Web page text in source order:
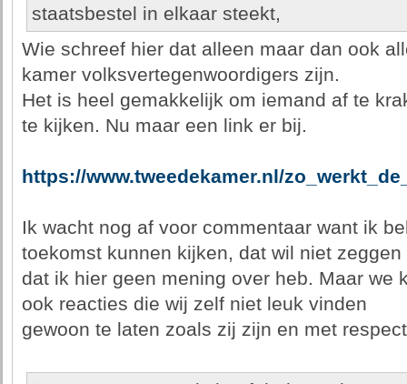
staatsbestel in elkaar steekt,
Wie schreef hier dat alleen maar dan ook
kamer volksvertegenwoordigers zijn.
Het is heel gemakkelijk om iemand af te
te kijken. Nu maar een link er bij.
https://www.tweedekamer.nl/
Ik wacht nog af voor commentaar want ik
toekomst kunnen kijken, dat wil niet zeggen
dat ik hier geen mening over heb. Maar we
ook reacties die wij zelf niet leuk vinden
gewoon te laten zoals zij zijn en met